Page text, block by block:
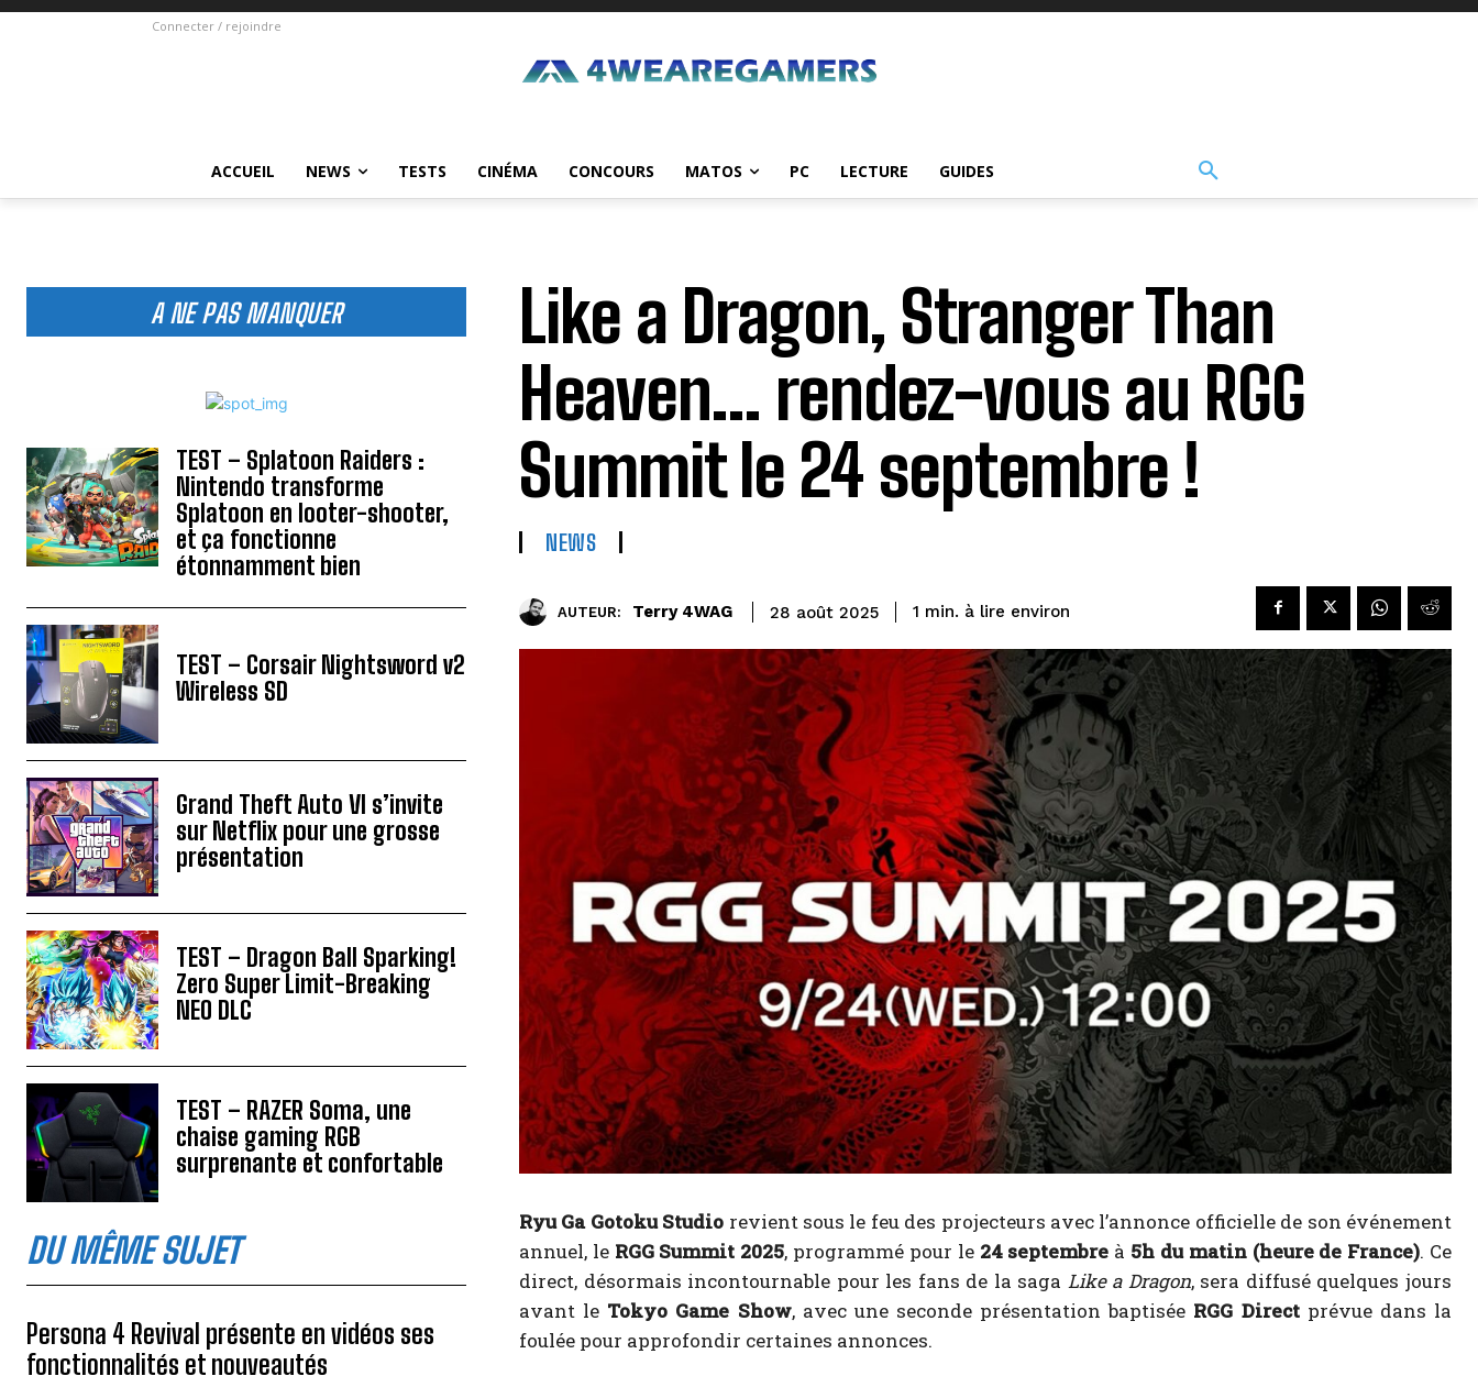
Connecter / rejoindre
ACCUEIL NEWS TESTS CINÉMA CONCOURS MATOS PC LECTURE GUIDES
A NE PAS MANQUER
TEST – Splatoon Raiders :
Nintendo transforme
Splatoon en looter-shooter,
et ça fonctionne
étonnamment bien
TEST – Corsair Nightsword v2
Wireless SD
Grand Theft Auto VI s’invite
sur Netflix pour une grosse
présentation
TEST – Dragon Ball Sparking!
Zero Super Limit-Breaking
NEO DLC
TEST – RAZER Soma, une
chaise gaming RGB
surprenante et confortable
DU MÊME SUJET
Persona 4 Revival présente en vidéos ses
fonctionnalités et nouveautés
Like a Dragon, Stranger Than
Heaven… rendez-vous au RGG
Summit le 24 septembre !
NEWS
AUTEUR: Terry 4WAG 28 août 2025 1 min. à lire environ
Ryu Ga Gotoku Studio revient sous le feu des projecteurs avec l’annonce officielle de son événement
annuel, le RGG Summit 2025, programmé pour le 24 septembre à 5h du matin (heure de France). Ce
direct, désormais incontournable pour les fans de la saga Like a Dragon, sera diffusé quelques jours
avant le Tokyo Game Show, avec une seconde présentation baptisée RGG Directprévue dans la
foulée pour approfondir certaines annonces.